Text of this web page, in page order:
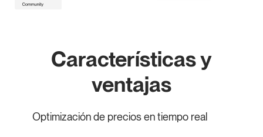
Características y
ventajas
Optimización de precios en tiempo real